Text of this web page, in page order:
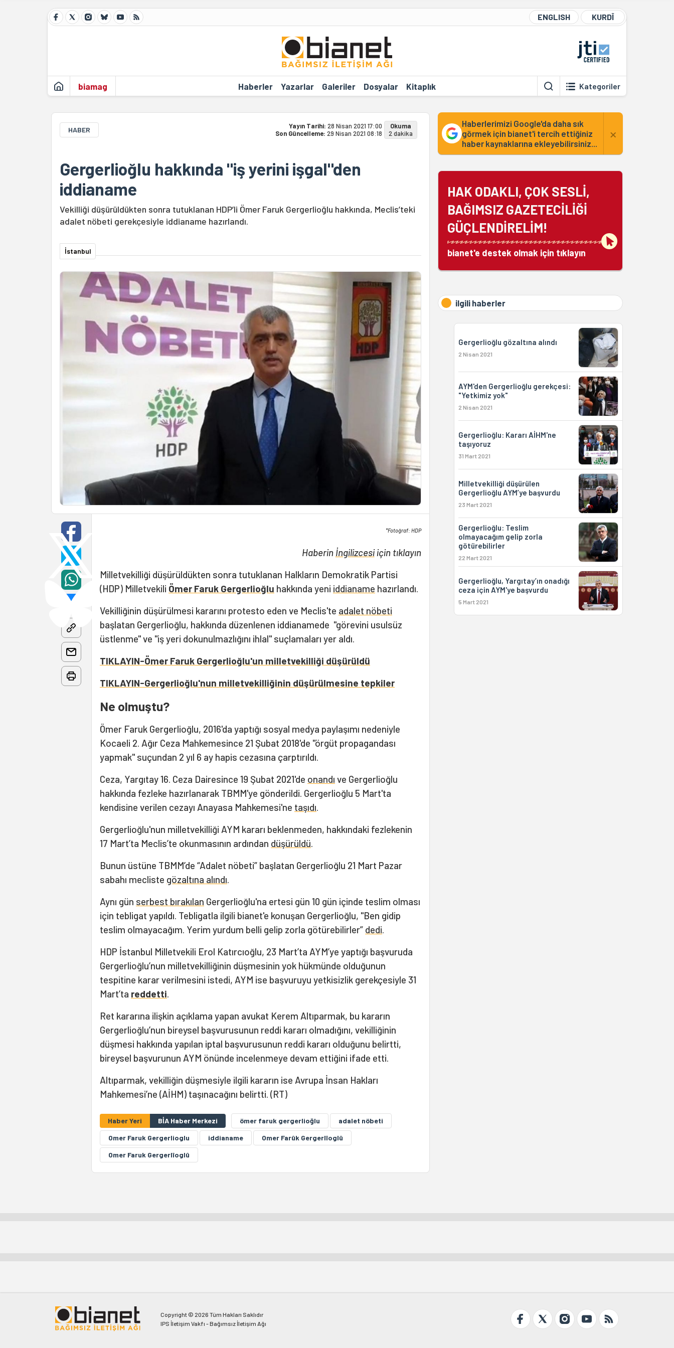
ENGLISH KURDÎ
biamag Haberler Yazarlar Galeriler Dosyalar Kitaplık Kategoriler
HABER Yayın Tarihi: 28 Nisan 2021 17:00
Son Güncelleme: 29 Nisan 2021 08:18
Okuma
2 dakika
Gergerlioğlu hakkında "iş yerini işgal"den
iddianame
Vekilliği düşürüldükten sonra tutuklanan HDP’li Ömer Faruk Gergerlioğlu hakkında, Meclis’teki
adalet nöbeti gerekçesiyle iddianame hazırlandı.
İstanbul
*Fotoğraf: HDP
Haberin İngilizcesiiçin tıklayın
Milletvekilliği düşürüldükten sonra tutuklanan Halkların Demokratik Partisi
(HDP) Milletvekili Ömer Faruk Gergerlioğlu hakkında yeni iddianame hazırlandı.
Vekilliğinin düşürülmesi kararını protesto eden ve Meclis'te adalet nöbeti
başlatan Gergerlioğlu, hakkında düzenlenen iddianamede "görevini usulsüz
üstlenme" ve "iş yeri dokunulmazlığını ihlal" suçlamaları yer aldı.
TIKLAYIN-Ömer Faruk Gergerlioğlu'un milletvekilliği düşürüldü
TIKLAYIN-Gergerlioğlu'nun milletvekilliğinin düşürülmesine tepkiler
Ne olmuştu?
Ömer Faruk Gergerlioğlu, 2016'da yaptığı sosyal medya paylaşımı nedeniyle
Kocaeli 2. Ağır Ceza Mahkemesince 21 Şubat 2018'de "örgüt propagandası
yapmak" suçundan 2 yıl 6 ay hapis cezasına çarptırıldı.
Ceza, Yargıtay 16. Ceza Dairesince 19 Şubat 2021'de onandı ve Gergerlioğlu
hakkında fezleke hazırlanarak TBMM'ye gönderildi. Gergerlioğlu 5 Mart'ta
kendisine verilen cezayı Anayasa Mahkemesi'ne taşıdı.
Gergerlioğlu'nun milletvekilliği AYM kararı beklenmeden, hakkındaki fezlekenin
17 Mart’ta Meclis’te okunmasının ardından düşürüldü.
Bunun üstüne TBMM’de “Adalet nöbeti” başlatan Gergerlioğlu 21 Mart Pazar
sabahı mecliste gözaltına alındı.
Aynı gün serbest bırakılan Gergerlioğlu'na ertesi gün 10 gün içinde teslim olması
için tebligat yapıldı. Tebligatla ilgili bianet'e konuşan Gergerlioğlu, "Ben gidip
teslim olmayacağım. Yerim yurdum belli gelip zorla götürebilirler” dedi.
HDP İstanbul Milletvekili Erol Katırcıoğlu, 23 Mart’ta AYM’ye yaptığı başvuruda
Gergerlioğlu’nun milletvekilliğinin düşmesinin yok hükmünde olduğunun
tespitine karar verilmesini istedi, AYM ise başvuruyu yetkisizlik gerekçesiyle 31
Mart’ta reddetti.
Ret kararına ilişkin açıklama yapan avukat Kerem Altıparmak, bu kararın
Gergerlioğlu’nun bireysel başvurusunun reddi kararı olmadığını, vekilliğinin
düşmesi hakkında yapılan iptal başvurusunun reddi kararı olduğunu belirtti,
bireysel başvurunun AYM önünde incelenmeye devam ettiğini ifade etti.
Altıparmak, vekilliğin düşmesiyle ilgili kararın ise Avrupa İnsan Hakları
Mahkemesi’ne (AİHM) taşınacağını belirtti. (RT)
Haber Yeri BİA Haber Merkezi ömer faruk gergerlioğlu
adalet nöbeti
Omer Faruk Gergerlioglu
iddianame
Omer Farûk Gergerlîoglû
Omer Faruk Gergerlîoglû
Haberlerimizi Google'da daha sık
görmek için bianet'i tercih ettiğiniz
haber kaynaklarına ekleyebilirsiniz...
×
HAK ODAKLI, ÇOK SESLİ,
BAĞIMSIZ GAZETECİLİĞİ
GÜÇLENDİRELİM!
bianet'e destek olmak için tıklayın
ilgili haberler
Gergerlioğlu gözaltına alındı
2 Nisan 2021
AYM'den Gergerlioğlu gerekçesi:
"Yetkimiz yok"
2 Nisan 2021
Gergerlioğlu: Kararı AİHM'ne
taşıyoruz
31 Mart 2021
Milletvekilliği düşürülen
Gergerlioğlu AYM’ye başvurdu
23 Mart 2021
Gergerlioğlu: Teslim
olmayacağım gelip zorla
götürebilirler
22 Mart 2021
Gergerlioğlu, Yargıtay’ın onadığı
ceza için AYM'ye başvurdu
5 Mart 2021
Copyright © 2026 Tüm Hakları Saklıdır
IPS İletişim Vakfı - Bağımsız İletişim Ağı